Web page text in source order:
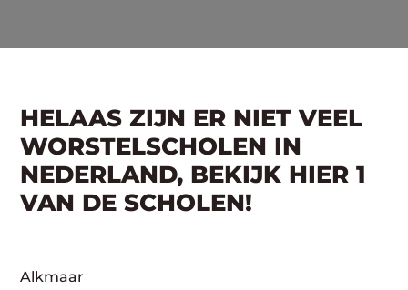
HELAAS ZIJN ER NIET VEEL
WORSTELSCHOLEN IN
NEDERLAND, BEKIJK HIER 1
VAN DE SCHOLEN!
Alkmaar